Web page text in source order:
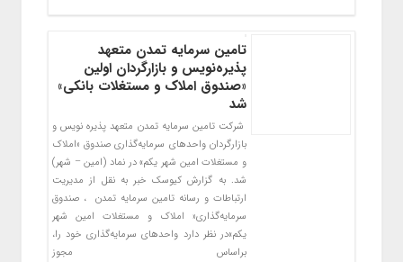
تامین سرمایه تمدن متعهد
پذیره‌نویس و بازارگردان اولین
«صندوق املاک و مستغلات بانکی»
شد
شرکت تامین سرمایه تمدن متعهد پذیره نویس و
بازارگردان واحدهای سرمایه‌گذاری صندوق «املاک
و مستغلات امین شهر یکم» در نماد (امین – شهر)
شد. به گزارش کیوسک خبر به نقل از مدیریت
ارتباطات و رسانه تامین سرمایه تمدن ، صندوق
سرمایه‌گذاری« املاک و مستغلات امین شهر
یکم»در نظر دارد واحدهای سرمایه‌گذاری خود را،
براساس مجوز